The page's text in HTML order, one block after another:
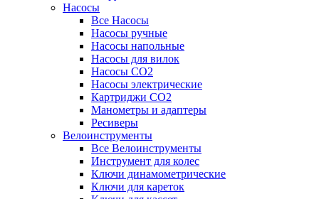
Насосы
Все Насосы
Насосы ручные
Насосы напольные
Насосы для вилок
Насосы CO2
Насосы электрические
Картриджи CO2
Манометры и адаптеры
Ресиверы
Велоинструменты
Все Велоинструменты
Инструмент для колес
Ключи динамометрические
Ключи для кареток